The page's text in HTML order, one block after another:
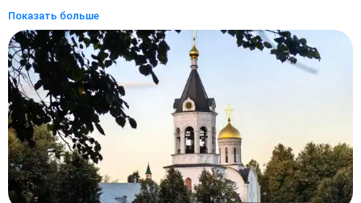
Руси и осмотрите все ее главные
достопримечательности. Прогулка начнется у
автовокзала. Оттуда вы пройдете по улицам старого
города и осмотрите: Владимирский кремль, Успенский
собор, Соборную площадь — центральную площадь
города, Золотые ворота и многое другое. У вас будет
возможность запечатлеть Владимир с высоты птичьего
полета на смотровых площадках (а их на экскурсии
встретится две!). Вы узнаете, что связывает Александра
Невского и Владимир, пройдете по главной улице
города, на которой находится здание Больших торговых
Показать больше